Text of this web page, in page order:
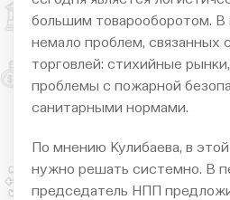
большим товарооборотом. В
немало проблем, связанных
торговлей: стихийные
проблемы с пожарной
санитарными нормами.
По мнению Кулибаева, в
нужно решать системно. В
председатель НПП